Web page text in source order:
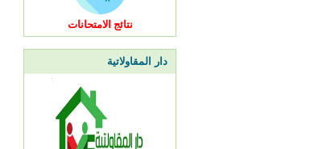
نتائج الامتحانات
دار المقاولاتية